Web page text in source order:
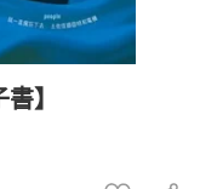
】